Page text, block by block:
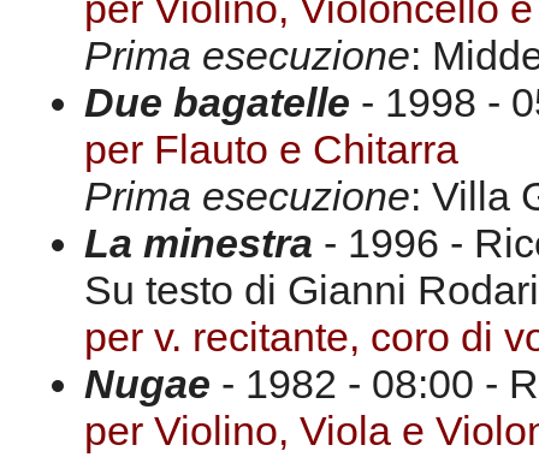
Prima esecuzione:
Due bagatelle - 1998 -
per Flauto e Chitarra
Prima esecuzione: Villa
La minestra - 1996 -
Su testo di Gianni Rodari
per v. recitante, coro di
Nugae - 1982 - 08:00 -
per Violino, Viola e